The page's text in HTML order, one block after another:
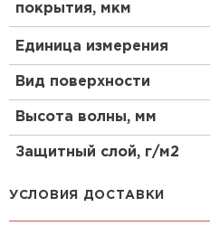
покрытия, мкм
Единица измерения
Вид поверхности
Высота волны, мм
Защитный слой, г/м2
УСЛОВИЯ ДОСТАВКИ